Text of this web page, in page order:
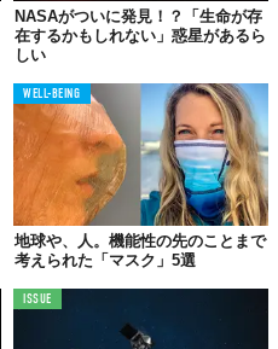
NASAがついに発見！？「生命が存
在するかもしれない」惑星があるら
しい
WELL-BEING
地球や、人。機能性の先のことまで
考えられた「マスク」5選
ISSUE